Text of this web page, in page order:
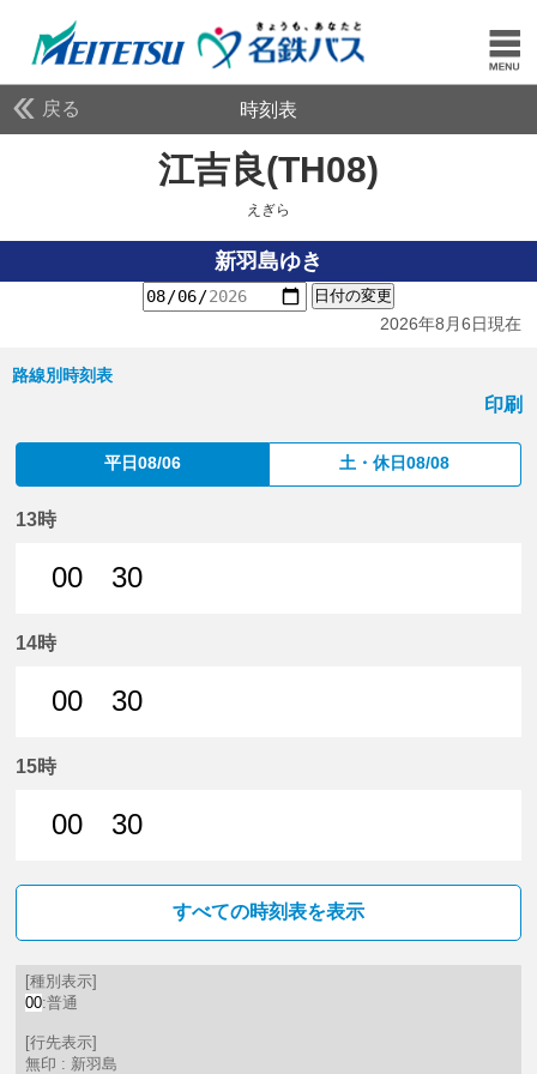
戻る 時刻表
江吉良(TH08)
えぎら
新羽島ゆき
日付の変更
2026年8月6日現在
路線別時刻表
印刷
平日08/06 土・休日08/08
13時
00
30
14時
00
30
15時
00
30
すべての時刻表を表示
[種別表示]
00:普通
[行先表示]
無印 : 新羽島